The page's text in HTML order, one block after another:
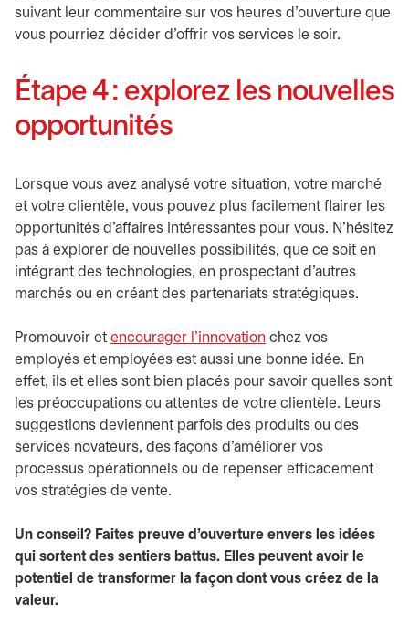
suivant leur commentaire sur vos heures d’ouverture que
vous pourriez décider d’offrir vos services le soir.
Étape 4 : explorez les nouvelles
opportunités
Lorsque vous avez analysé votre situation, votre marché
et votre clientèle, vous pouvez plus facilement flairer les
opportunités d’affaires intéressantes pour vous. N’hésitez
pas à explorer de nouvelles possibilités, que ce soit en
intégrant des technologies, en prospectant d’autres
marchés ou en créant des partenariats stratégiques.
Promouvoir et encourager l’innovation chez vos
employés et employées est aussi une bonne idée. En
effet, ils et elles sont bien placés pour savoir quelles sont
les préoccupations ou attentes de votre clientèle. Leurs
suggestions deviennent parfois des produits ou des
services novateurs, des façons d’améliorer vos
processus opérationnels ou de repenser efficacement
vos stratégies de vente.
Un conseil? Faites preuve d’ouverture envers les idées
qui sortent des sentiers battus. Elles peuvent avoir le
potentiel de transformer la façon dont vous créez de la
valeur.